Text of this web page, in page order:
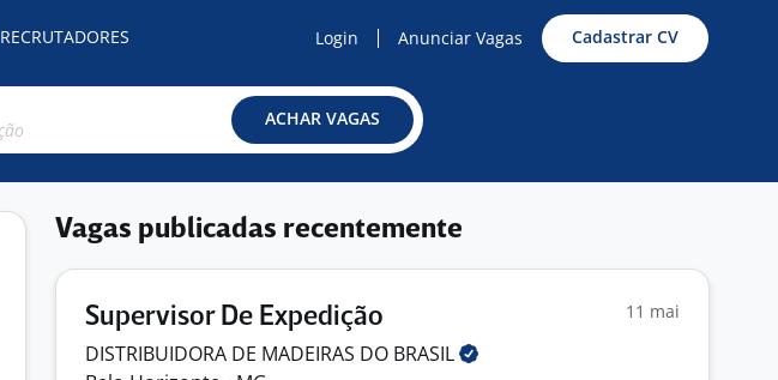
RECRUTADORES Login Anunciar Vagas Cadastrar CV
ACHAR VAGAS
Vagas publicadas recentemente
Supervisor De Expedição 11 mai
DISTRIBUIDORA DE MADEIRAS DO BRASIL